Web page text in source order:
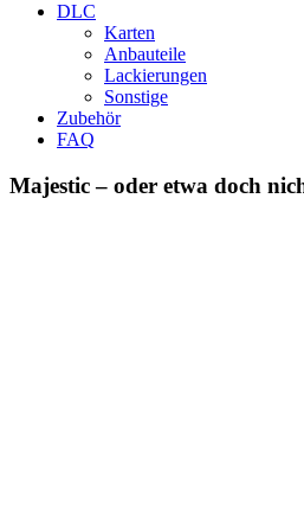
DLC
Karten
Anbauteile
Lackierungen
Sonstige
Zubehör
FAQ
Majestic – oder etwa doch